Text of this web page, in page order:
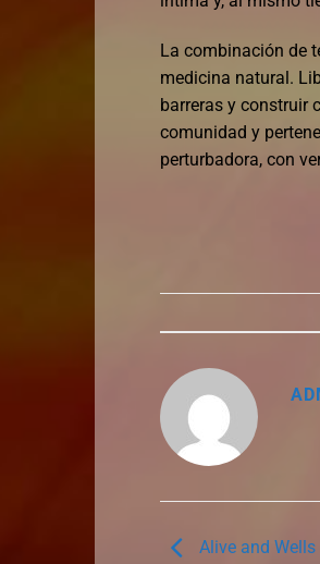
La combinación de
medicina natural.
barreras y construir
comunidad y
perturbadora, con
Alive and